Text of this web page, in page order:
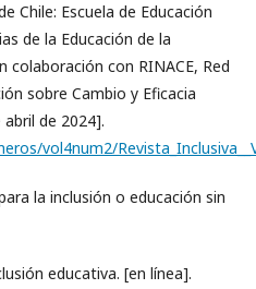
Chile: Escuela de Educación
de la Educación de la
colaboración con RINACE, Red
sobre Cambio y Eficacia
abril de 2024].
vol4num2/
la inclusión o educación sin
educativa. [en línea].